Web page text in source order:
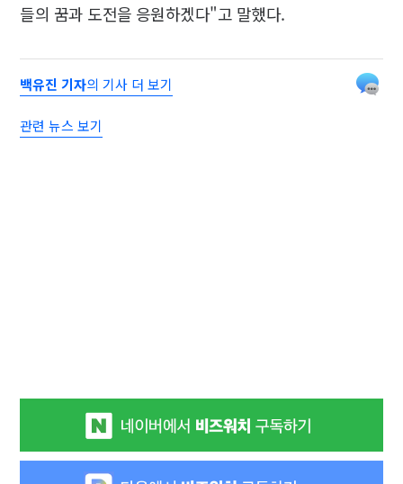
들의 꿈과 도전을 응원하겠다"고 말했다.
백유진 기자의 기사 더 보기
관련 뉴스 보기